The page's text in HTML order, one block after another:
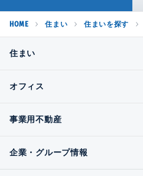
HOME 住まい 住まいを探す
住まい
オフィス
事業用不動産
企業・グループ情報